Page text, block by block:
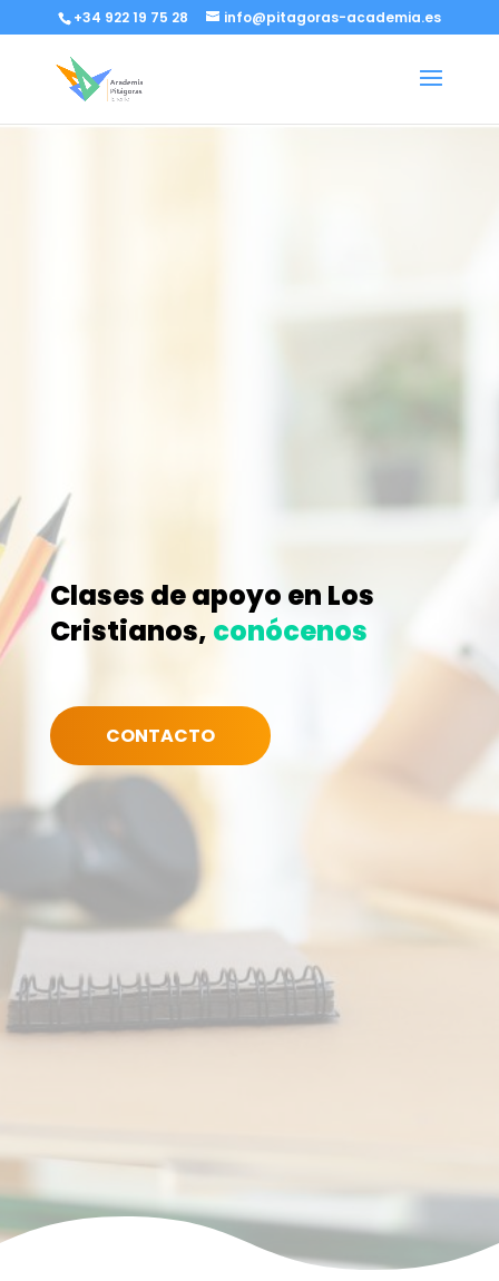
+34 922 19 75 28 info@pitagoras-academia.es
Clases de apoyo en Los
Cristianos, conócenos
CONTACTO